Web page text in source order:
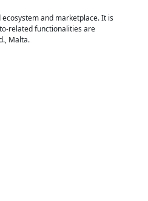
and marketplace. It is
related functionalities are
Malta.